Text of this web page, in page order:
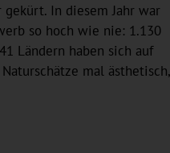
In diesem Jahr war
so hoch wie nie: 1.130
Ländern haben sich auf
mal ästhetisch,